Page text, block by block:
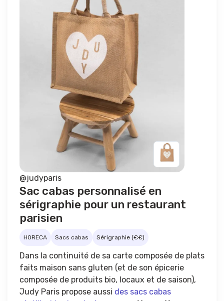
@judyparis
Sac cabas personnalisé en
sérigraphie pour un restaurant
parisien
HORECA Sacs cabas Sérigraphie (€€)
Dans la continuité de sa carte composée de plats
faits maison sans gluten (et de son épicerie
composée de produits bio, locaux et de saison),
Judy Paris propose aussi des sacs cabas